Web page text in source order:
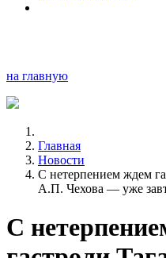
на главную
Главная
Новости
С нетерпением ждем
А.П. Чехова — уже
С